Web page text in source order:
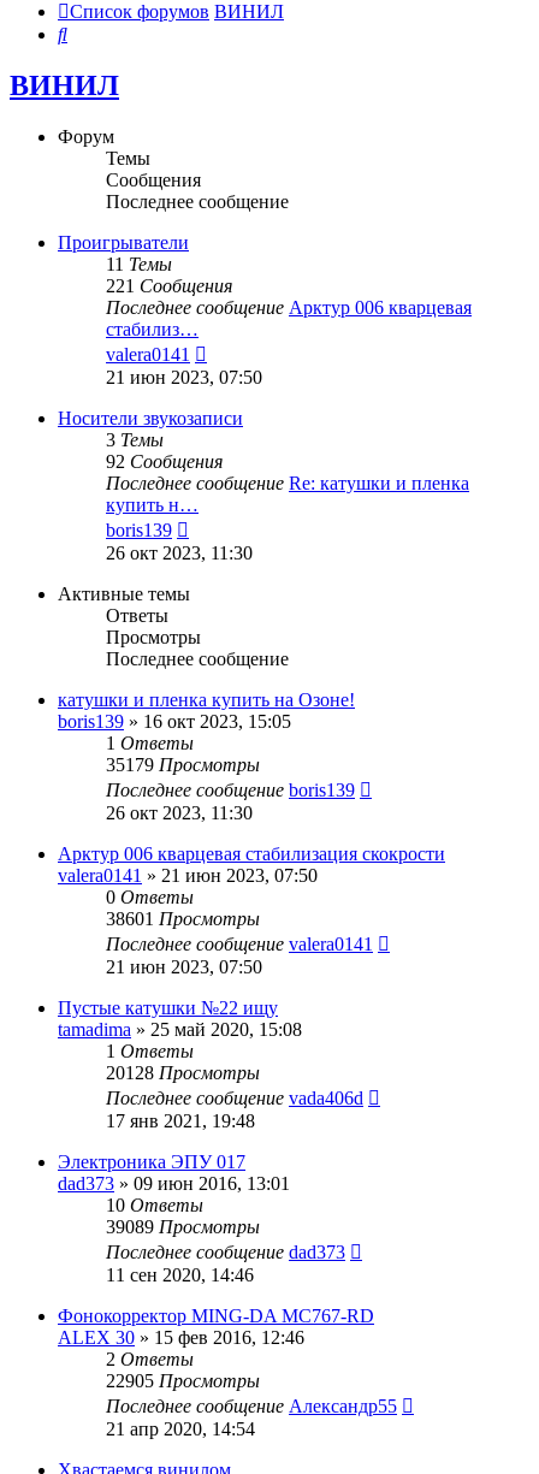
Список форумов ВИНИЛ
Поиск
ВИНИЛ
Форум
Темы
Сообщения
Последнее сообщение
Проигрыватели
11 Темы
221 Сообщения
Последнее сообщение Арктур 006 кварцевая
стабилиз…
valera0141
к
последнему
сообщению
21 июн 2023, 07:50
Носители звукозаписи
3 Темы
92 Сообщения
Последнее сообщение Re: катушки и пленка
купить н…
boris139
к
последнему
сообщению
26 окт 2023, 11:30
Активные темы
Ответы
Просмотры
Последнее сообщение
катушки и пленка купить на Озоне!
boris139 » 16 окт 2023, 15:05
1 Ответы
35179 Просмотры
Последнее сообщение boris139
26 окт 2023, 11:30
Арктур 006 кварцевая стабилизация скокрости
valera0141 » 21 июн 2023, 07:50
0 Ответы
38601 Просмотры
Последнее сообщение valera0141
21 июн 2023, 07:50
Пустые катушки №22 ищу
tamadima » 25 май 2020, 15:08
1 Ответы
20128 Просмотры
Последнее сообщение vada406d
17 янв 2021, 19:48
Электроника ЭПУ 017
dad373 » 09 июн 2016, 13:01
10 Ответы
39089 Просмотры
Последнее сообщение dad373
11 сен 2020, 14:46
Фонокорректор MING-DA MC767-RD
ALEX 30 » 15 фев 2016, 12:46
2 Ответы
22905 Просмотры
Последнее сообщение Александр55
21 апр 2020, 14:54